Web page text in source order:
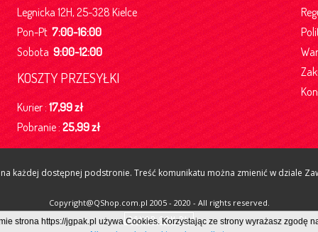
Legnicka 12H, 25-328 Kielce
Pon-Pt7:00-16:00
Sobota9:00-12:00
KOSZTY PRZESYŁKI
Kurier :17,99 zł
Pobranie : 25,99 zł
każdej dostępnej podstronie. Treść komunikatu można zmienić w dziale
Copyright@QShop.com.pl 2005 - 2020 - All rights reserved.
strona https://jgpak.pl używa Cookies. Korzystając ze strony wyrażasz zgodę